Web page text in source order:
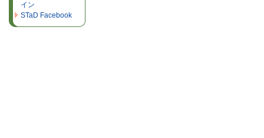
イン
STaD Facebook